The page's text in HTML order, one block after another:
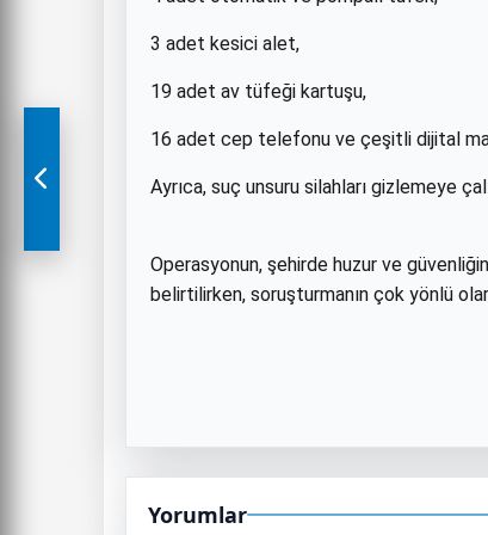
3 adet kesici alet,
19 adet av tüfeği kartuşu,
16 adet cep telefonu ve çeşitli dijital
Ayrıca, suç unsuru silahları gizlemeye
Operasyonun, şehirde huzur ve
belirtilirken, soruşturmanın çok yönlü
Yorumlar